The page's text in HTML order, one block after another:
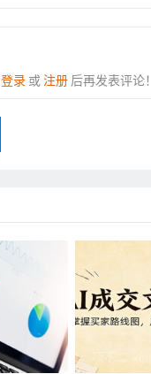
登录 或 注册 后再发表评论！